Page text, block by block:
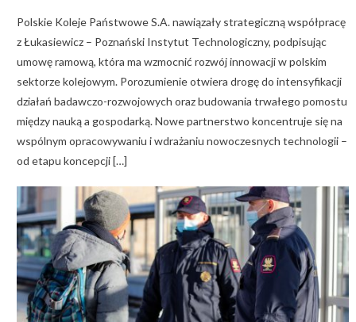
Polskie Koleje Państwowe S.A. nawiązały strategiczną współpracę
z Łukasiewicz – Poznański Instytut Technologiczny, podpisując
umowę ramową, która ma wzmocnić rozwój innowacji w polskim
sektorze kolejowym. Porozumienie otwiera drogę do intensyfikacji
działań badawczo-rozwojowych oraz budowania trwałego pomostu
między nauką a gospodarką. Nowe partnerstwo koncentruje się na
wspólnym opracowywaniu i wdrażaniu nowoczesnych technologii –
od etapu koncepcji […]